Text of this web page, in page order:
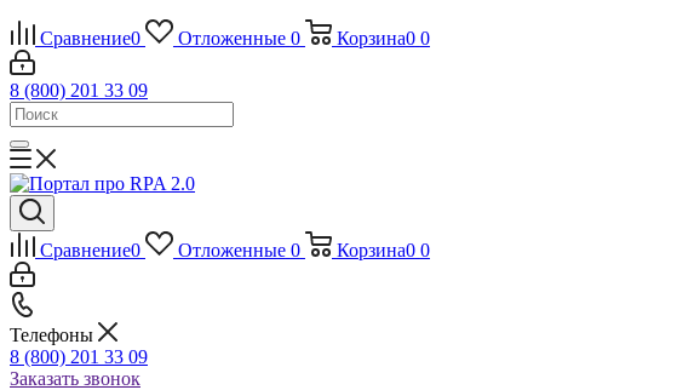
Сравнение0 Отложенные 0 Корзина0 0
8 (800) 201 33 09
Сравнение0 Отложенные 0 Корзина0 0
Телефоны
8 (800) 201 33 09
Заказать звонок